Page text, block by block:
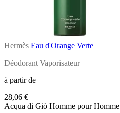
Hermès Eau d'Orange Verte
Déodorant Vaporisateur
à partir de
28,06 €
Acqua di Giò Homme pour Homme